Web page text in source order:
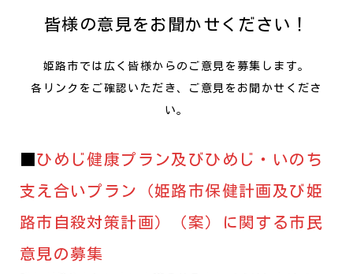
皆様の意見をお聞かせください！
姫路市では広く皆様からのご意見を募集します。
各リンクをご確認いただき、ご意見をお聞かせくださ
い。
ひめじ健康プラン及びひめじ・いのち
支え合いプラン（姫路市保健計画及び姫
路市自殺対策計画）（案）に関する市民
意見の募集